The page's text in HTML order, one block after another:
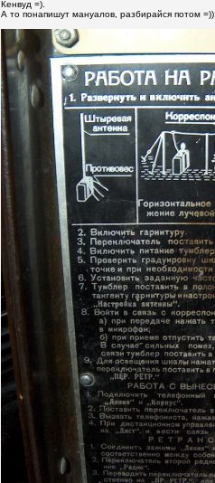
Кенвуд =).
А то понапишут мануалов, разбирайся потом =)).